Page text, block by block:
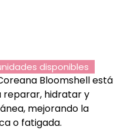
disponibles
Bloomshell está
reparar, hidratar y
mejorando la
o fatigada.